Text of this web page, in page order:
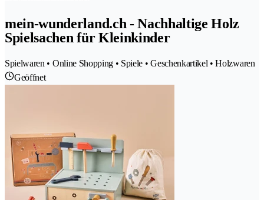
mein-wunderland.ch - Nachhaltige Holz
Spielsachen für Kleinkinder
Spielwaren • Online Shopping • Spiele • Geschenkartikel • Holzwaren
Geöffnet